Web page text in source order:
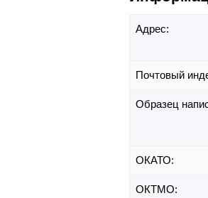
Адрес:
Почтовый
Образец
ОКАТО:
ОКТМО: